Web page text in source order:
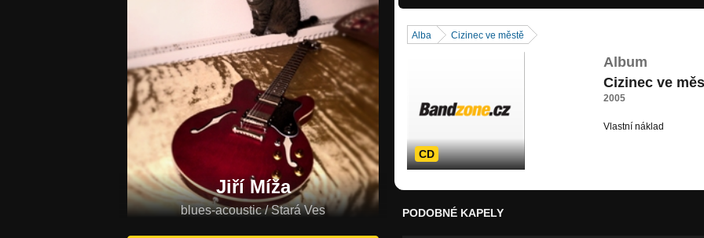
Jiří Míža
blues-acoustic / Stará Ves
Alba Cizinec ve městě
CD
Album
Cizinec ve
2005
Vlastní náklad
PODOBNÉ KAPELY